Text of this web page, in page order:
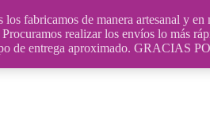
de manera artesanal y en
realizar los envíos lo más
de entrega aproximado. GRACIAS